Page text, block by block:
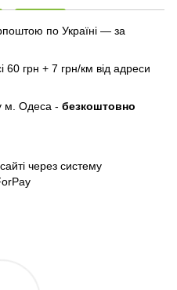
по Україні — за
грн + 7 грн/км від адреси
м. Одеса - безкоштовно
через систему